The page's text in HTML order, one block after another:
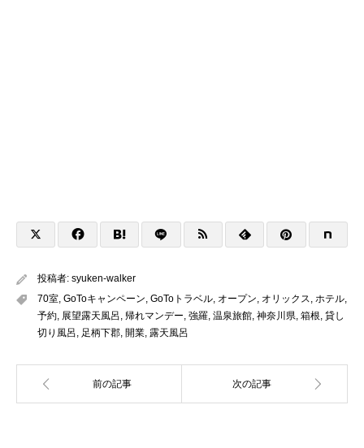
投稿者: syuken-walker
70室, GoToキャンペーン, GoToトラベル, オープン, オリックス, ホテル,
予約, 展望露天風呂, 帰れマンデー, 強羅, 温泉旅館, 神奈川県, 箱根, 貸し
切り風呂, 足柄下郡, 開業, 露天風呂